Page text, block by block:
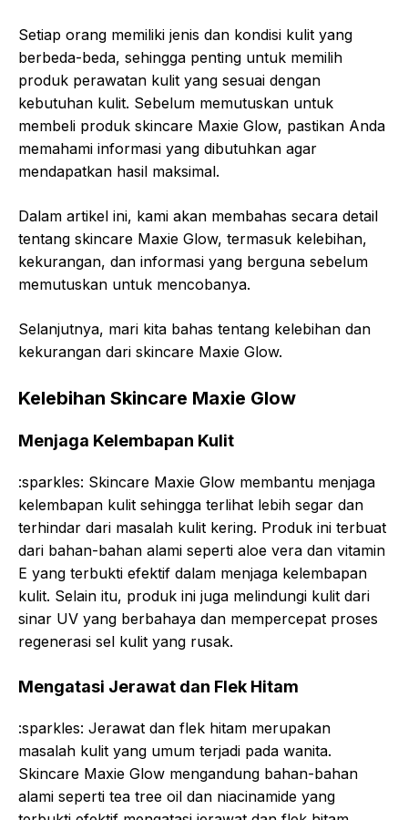
Setiap orang memiliki jenis dan kondisi kulit yang
berbeda-beda, sehingga penting untuk memilih
produk perawatan kulit yang sesuai dengan
kebutuhan kulit. Sebelum memutuskan untuk
membeli produk skincare Maxie Glow, pastikan Anda
memahami informasi yang dibutuhkan agar
mendapatkan hasil maksimal.
Dalam artikel ini, kami akan membahas secara detail
tentang skincare Maxie Glow, termasuk kelebihan,
kekurangan, dan informasi yang berguna sebelum
memutuskan untuk mencobanya.
Selanjutnya, mari kita bahas tentang kelebihan dan
kekurangan dari skincare Maxie Glow.
Kelebihan Skincare Maxie Glow
Menjaga Kelembapan Kulit
:sparkles: Skincare Maxie Glow membantu menjaga
kelembapan kulit sehingga terlihat lebih segar dan
terhindar dari masalah kulit kering. Produk ini terbuat
dari bahan-bahan alami seperti aloe vera dan vitamin
E yang terbukti efektif dalam menjaga kelembapan
kulit. Selain itu, produk ini juga melindungi kulit dari
sinar UV yang berbahaya dan mempercepat proses
regenerasi sel kulit yang rusak.
Mengatasi Jerawat dan Flek Hitam
:sparkles: Jerawat dan flek hitam merupakan
masalah kulit yang umum terjadi pada wanita.
Skincare Maxie Glow mengandung bahan-bahan
alami seperti tea tree oil dan niacinamide yang